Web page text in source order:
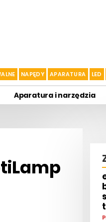
NAPĘDY APARATURA LED
Aparatura i narzędzia